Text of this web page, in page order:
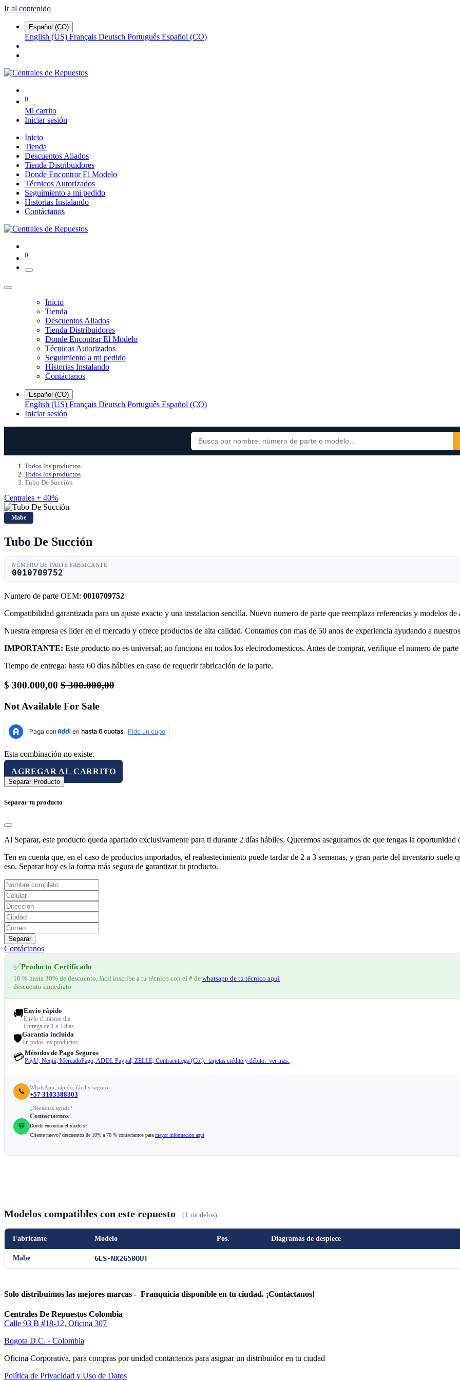
Ir al contenido
Español (CO)
English (US) Français Deutsch Português Español (CO)
0
Mi carrito
Iniciar sesión
Inicio
Tienda
Descuentos Aliados
Tienda Distribuidores
Donde Encontrar El Modelo
Técnicos Autorizados
Seguimiento a mi pedido
Historias Instalando
Contáctanos
0
Inicio
Tienda
Descuentos Aliados
Tienda Distribuidores
Donde Encontrar El Modelo
Técnicos Autorizados
Seguimiento a mi pedido
Historias Instalando
Contáctanos
Español (CO)
English (US) Français Deutsch Português Español (CO)
Iniciar sesión
Todos los productos
Todos los productos
Tubo De Succión
Centrales + 40%
Mabe
Tubo De Succión
NÚMERO DE PARTE FABRICANTE
0010709752
Numero de parte OEM: 0010709752
Compatibilidad garantizada para un ajuste exacto y una instalacion sencilla. Nuevo numero de parte que reemplaza referencias y modelos de
Nuestra empresa es lider en el mercado y ofrece productos de alta calidad. Contamos con mas de 50 anos de experiencia ayudando a
IMPORTANTE: Este producto no es universal; no funciona en todos los electrodomesticos. Antes de comprar, verifique el numero de
Tiempo de entrega: hasta 60 días hábiles en caso de requerir fabricación de la parte.
$ 300.000,00 $300.000,00
Not Available For Sale
Esta combinación no existe.
AGREGAR AL CARRITO
Separar Producto
Separar tu producto
Al Separar, este producto queda apartado exclusivamente para ti durante 2 días hábiles. Queremos asegurarnos de que tengas la oportunidad
Ten en cuenta que, en el caso de productos importados, el reabastecimiento puede tardar de 2 a 3 semanas, y gran parte del inventario
eso, Separar hoy es la forma más segura de garantizar tu producto.
Separar
Contáctanos
✅Producto Certificado
10 % hasta 30% de descuento, fácil inscribe a tu técnico con el # de whatsapp de tu técnico aquí
descuento inmediato
🚚Envío rápido
Envío el mismo dia
Entrega de 1 a 3 días
🛡️Garantía incluida
En todos los productos
💳Métodos de Pago Seguros
PayU, Nequi, MercadoPago, ADDI. Paypal, ZELLE, Contraentrega (Col). tarjetas crédito y débito. ver mas..
📞 WhatsApp, rápido, fácil y seguro
+57 3103388303
💬
¿Necesitas ayuda?
Contactarnos
Donde encontrar el modelo?
Cliente nuevo? descuentos de 10% a 70 % contactamos para mayor información aquí
Modelos compatibles con este repuesto (1 modelos)
Fabricante Modelo Pos. Diagramas de despiece
Mabe GES-NX2G50OUT
Solo distribuimos las mejores marcas - Franquicia disponible en tu ciudad. ¡Contáctanos!
Centrales De Repuestos Colombia
Calle 93 B #18-12, Oficina 307
Bogota D.C. - Colombia
Oficina Corporativa, para compras por unidad contactenos para asignar un distribuidor en tu ciudad
Política de Privacidad y Uso de Datos